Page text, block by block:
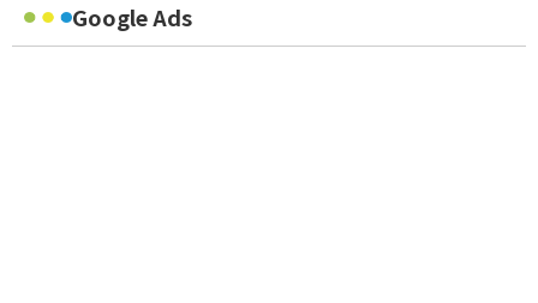
Google Ads